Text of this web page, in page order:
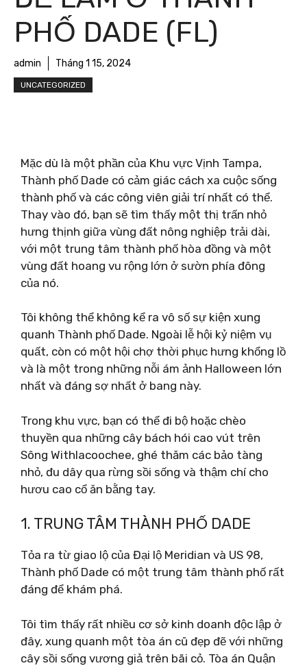
PHỐ DADE (FL)
admin Tháng 1 15, 2024
UNCATEGORIZED
Mặc dù là một phần của Khu vực Vịnh Tampa,
Thành phố Dade có cảm giác cách xa cuộc sống
thành phố và các công viên giải trí nhất có thể.
Thay vào đó, bạn sẽ tìm thấy một thị trấn nhỏ
hưng thịnh giữa vùng đất nông nghiệp trải dài,
với một trung tâm thành phố hòa đồng và một
vùng đất hoang vu rộng lớn ở sườn phía đông
của nó.
Tôi không thể không kể ra vô số sự kiện xung
quanh Thành phố Dade. Ngoài lễ hội kỷ niệm vụ
quất, còn có một hội chợ thời phục hưng khổng lồ
và là một trong những nỗi ám ảnh Halloween lớn
nhất và đáng sợ nhất ở bang này.
Trong khu vực, bạn có thể đi bộ hoặc chèo
thuyền qua những cây bách hói cao vút trên
Sông Withlacoochee, ghé thăm các bảo tàng
nhỏ, đu dây qua rừng sồi sống và thậm chí cho
hươu cao cổ ăn bằng tay.
1. TRUNG TÂM THÀNH PHỐ DADE
Tỏa ra từ giao lộ của Đại lộ Meridian và US 98,
Thành phố Dade có một trung tâm thành phố rất
đáng để khám phá.
Tôi tìm thấy rất nhiều cơ sở kinh doanh độc lập ở
đây, xung quanh một tòa án cũ đẹp đẽ với những
cây sồi sống vương giả trên bãi cỏ. Tòa án Quận